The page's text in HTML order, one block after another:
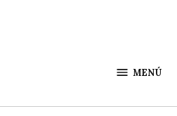
MENÚ